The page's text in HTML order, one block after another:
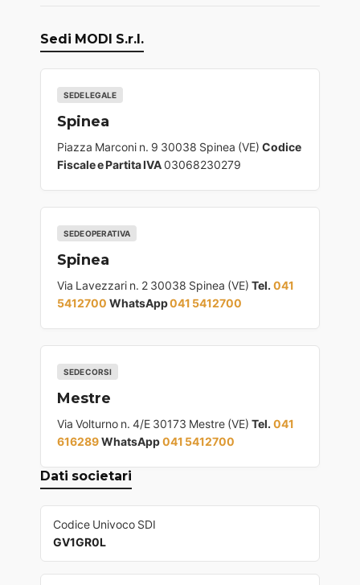
Sedi MODI S.r.l.
SEDE LEGALE
Spinea
Piazza Marconi n. 9 30038 Spinea (VE) Codice
Fiscale e Partita IVA03068230279
SEDE OPERATIVA
Spinea
Via Lavezzari n. 2 30038 Spinea (VE) Tel. 041
5412700 WhatsApp041 5412700
SEDE CORSI
Mestre
Via Volturno n. 4/E 30173 Mestre (VE) Tel. 041
616289WhatsApp041 5412700
Dati societari
Codice Univoco SDI
GV1GR0L